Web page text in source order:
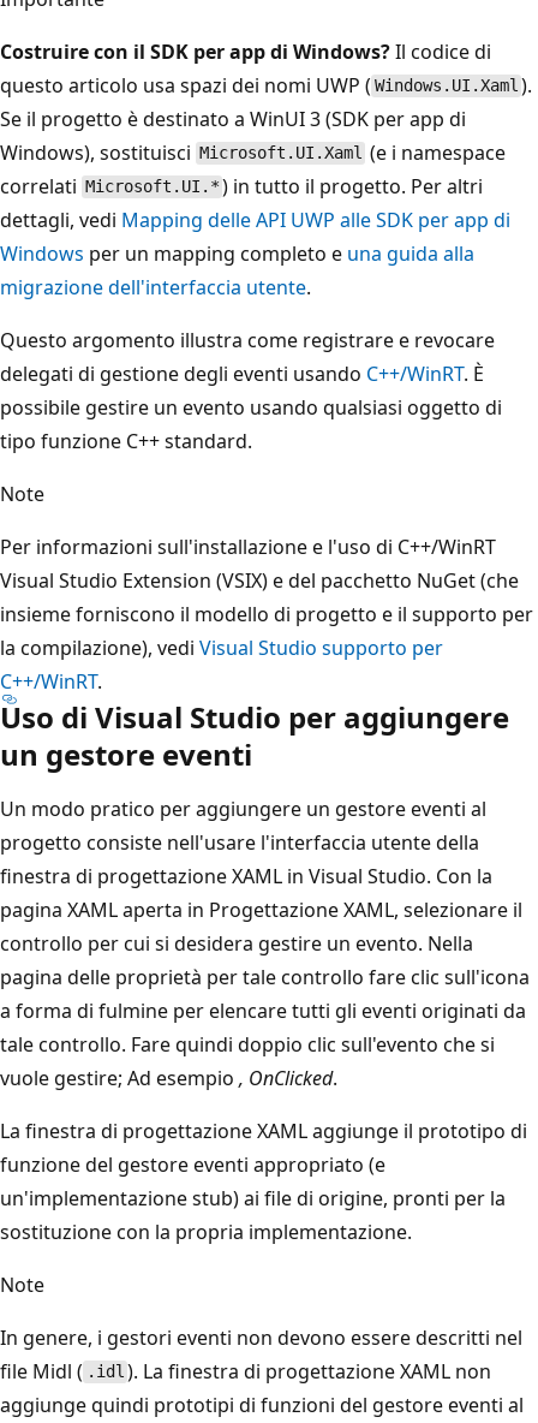
Costruire con il SDK per app di Windows?Il codice di
questo articolo usa spazi dei nomi UWP ( Windows.UI.Xaml ).
Se il progetto è destinato a WinUI 3 (SDK per app di
Windows), sostituisci Microsoft.UI.Xaml (e i namespace
correlati Microsoft.UI.* ) in tutto il progetto. Per altri
dettagli, vedi Mapping delle API UWP alle SDK per app di
Windows per un mapping completo e una guida alla
migrazione dell'interfaccia utente.
Questo argomento illustra come registrare e revocare
delegati di gestione degli eventi usando C++/WinRT. È
possibile gestire un evento usando qualsiasi oggetto di
tipo funzione C++ standard.
Note
Per informazioni sull'installazione e l'uso di C++/WinRT
Visual Studio Extension (VSIX) e del pacchetto NuGet (che
insieme forniscono il modello di progetto e il supporto per
la compilazione), vedi Visual Studio supporto per
C++/WinRT.
Uso di Visual Studio per aggiungere
un gestore eventi
Un modo pratico per aggiungere un gestore eventi al
progetto consiste nell'usare l'interfaccia utente della
finestra di progettazione XAML in Visual Studio. Con la
pagina XAML aperta in Progettazione XAML, selezionare il
controllo per cui si desidera gestire un evento. Nella
pagina delle proprietà per tale controllo fare clic sull'icona
a forma di fulmine per elencare tutti gli eventi originati da
tale controllo. Fare quindi doppio clic sull'evento che si
vuole gestire; Ad esempio , OnClicked.
La finestra di progettazione XAML aggiunge il prototipo di
funzione del gestore eventi appropriato (e
un'implementazione stub) ai file di origine, pronti per la
sostituzione con la propria implementazione.
Note
In genere, i gestori eventi non devono essere descritti nel
file Midl ( .idl ). La finestra di progettazione XAML non
aggiunge quindi prototipi di funzioni del gestore eventi al